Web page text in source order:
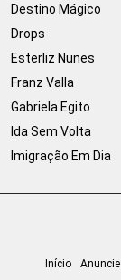
Destino Mágico
Drops
Esterliz Nunes
Franz Valla
Gabriela Egito
Ida Sem Volta
Imigração Em Dia
Início